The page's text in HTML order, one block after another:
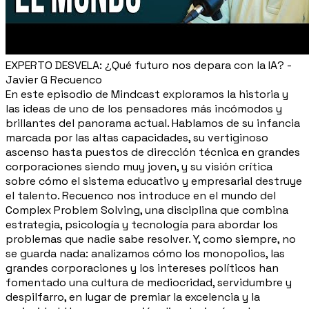
EXPERTO DESVELA: ¿Qué futuro nos depara con la IA? -
Javier G Recuenco
En este episodio de Mindcast exploramos la historia y
las ideas de uno de los pensadores más incómodos y
brillantes del panorama actual. Hablamos de su infancia
marcada por las altas capacidades, su vertiginoso
ascenso hasta puestos de dirección técnica en grandes
corporaciones siendo muy joven, y su visión crítica
sobre cómo el sistema educativo y empresarial destruye
el talento. Recuenco nos introduce en el mundo del
Complex Problem Solving, una disciplina que combina
estrategia, psicología y tecnología para abordar los
problemas que nadie sabe resolver. Y, como siempre, no
se guarda nada: analizamos cómo los monopolios, las
grandes corporaciones y los intereses políticos han
fomentado una cultura de mediocridad, servidumbre y
despilfarro, en lugar de premiar la excelencia y la